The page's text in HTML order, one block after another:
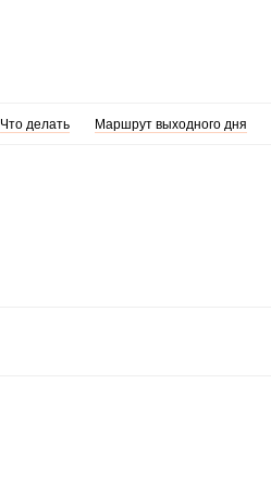
Что делать Маршрут выходного дня